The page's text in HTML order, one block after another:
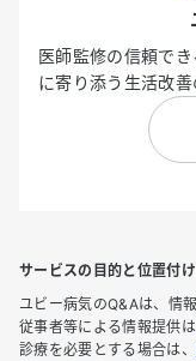
医師監修の信頼で
に寄り添う生活改善
サービスの目的と位置付け
ユビー病気のQ&Aは、情
従事者等による情報提供
診療を必要とする場合は、